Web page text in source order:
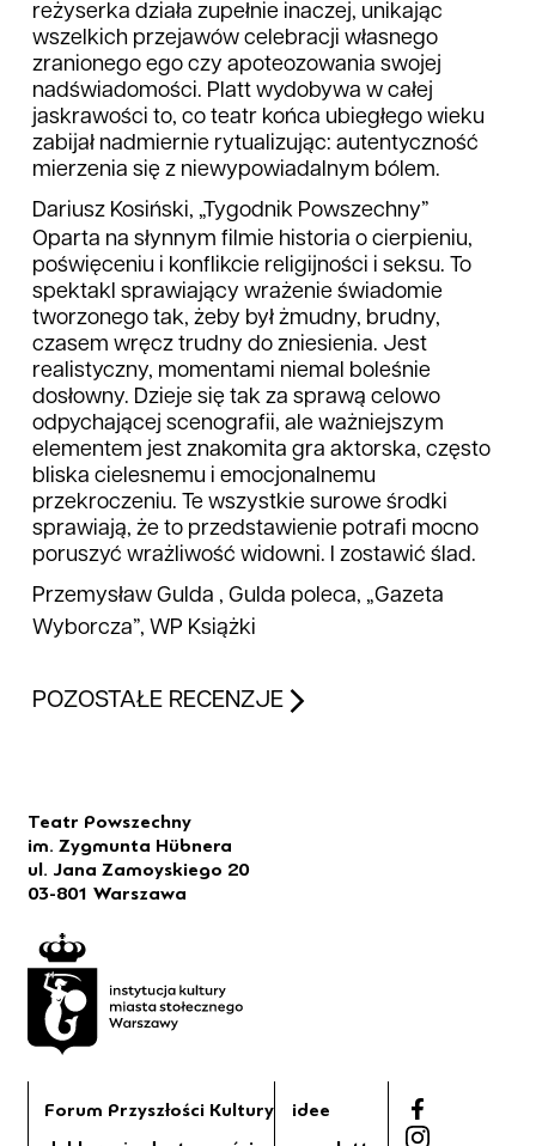
reżyserka działa zupełnie inaczej, unikając
wszelkich przejawów celebracji własnego
zranionego ego czy apoteozowania swojej
nadświadomości. Platt wydobywa w całej
jaskrawości to, co teatr końca ubiegłego wieku
zabijał nadmiernie rytualizując: autentyczność
mierzenia się z niewypowiadalnym bólem.
Dariusz Kosiński, „Tygodnik Powszechny”
Oparta na słynnym filmie historia o cierpieniu,
poświęceniu i konflikcie religijności i seksu. To
spektakl sprawiający wrażenie świadomie
tworzonego tak, żeby był żmudny, brudny,
czasem wręcz trudny do zniesienia. Jest
realistyczny, momentami niemal boleśnie
dosłowny. Dzieje się tak za sprawą celowo
odpychającej scenografii, ale ważniejszym
elementem jest znakomita gra aktorska, często
bliska cielesnemu i emocjonalnemu
przekroczeniu. Te wszystkie surowe środki
sprawiają, że to przedstawienie potrafi mocno
poruszyć wrażliwość widowni. I zostawić ślad.
Przemysław Gulda , Gulda poleca, „Gazeta
Wyborcza”, WP Książki
POZOSTAŁE RECENZJE
Teatr Powszechny
im. Zygmunta Hübnera
ul. Jana Zamoyskiego 20
03-801 Warszawa
Forum Przyszłości Kultury
idee